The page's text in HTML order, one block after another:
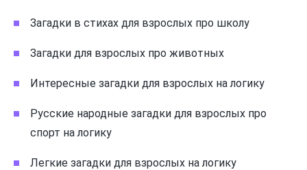
Загадки в стихах для взрослых про школу
Загадки для взрослых про животных
Интересные загадки для взрослых на логику
Русские народные загадки для взрослых про
спорт на логику
Легкие загадки для взрослых на логику